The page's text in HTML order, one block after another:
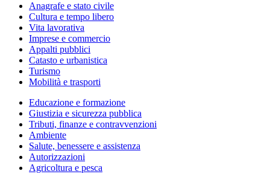
Anagrafe e stato civile
Cultura e tempo libero
Vita lavorativa
Imprese e commercio
Appalti pubblici
Catasto e urbanistica
Turismo
Mobilità e trasporti
Educazione e formazione
Giustizia e sicurezza pubblica
Tributi, finanze e contravvenzioni
Ambiente
Salute, benessere e assistenza
Autorizzazioni
Agricoltura e pesca